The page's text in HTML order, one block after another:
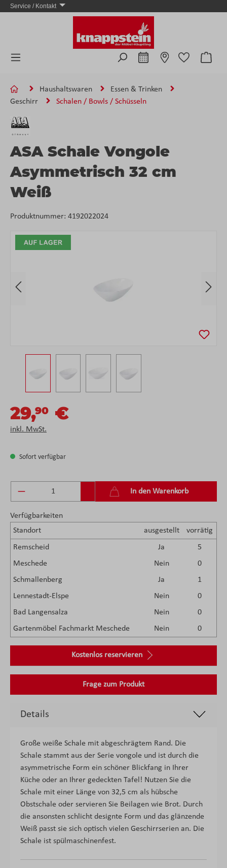
Zum Hauptinhalt springen
Service / Kontakt
Haushaltswaren
Essen & Trinken
Geschirr
Schalen / Bowls / Schüsseln
Bildergalerie überspringen
ASA Schale Vongole
Asymmetrisch 32 cm
Weiß
Produktnummer: 4192022024
29,90 €
inkl. MwSt.
Sofort verfügbar
Produkt Anzahl: Gib den gewünschten Wert
In den Warenkorb
Verfügbarkeiten
Standort
ausgestellt vorrätig
Remscheid Ja
5
Meschede
Nein
0
Schmallenberg
Ja
1
Lennestadt-Elspe
Nein
0
Bad Langensalza
Nein
0
Gartenmöbel Fachmarkt Meschede
Nein 0
Kostenlos reservieren
Frage zum Produkt
Details
Große weiße Schale mit abgeschrägtem Rand. Die
Schale stammt aus der Serie vongole und ist durch die
asymmetrische Form ein schöner Blickfang in Ihrer
Küche oder an Ihrer gedeckten Tafel! Nutzen Sie die
Schale mit einer Länge von 32,5 cm als hübsche
Obstschale oder servieren Sie Beilagen wie Brot. Durch
die ansonsten schlicht designte Form und das glänzende
Weiß passt sie sich optisch vielen Geschirrserien an. Die
Schale ist spülmaschinenfest.